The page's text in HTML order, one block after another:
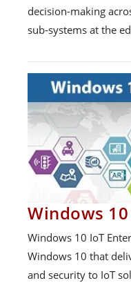
decision-making
sub-systems at the
Windows
Windows 10 IoT
Windows 10 that
and security to IoT